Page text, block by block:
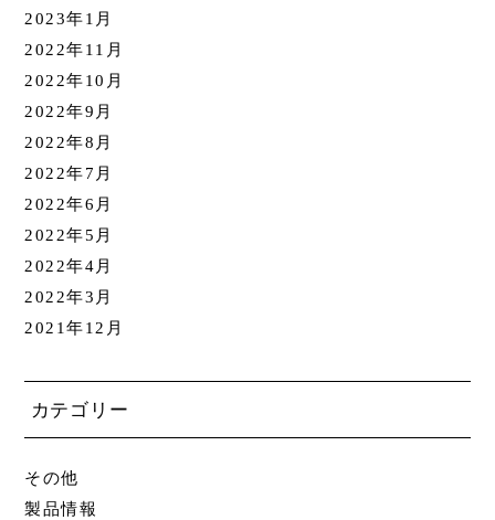
2023年1月
2022年11月
2022年10月
2022年9月
2022年8月
2022年7月
2022年6月
2022年5月
2022年4月
2022年3月
2021年12月
カテゴリー
その他
製品情報